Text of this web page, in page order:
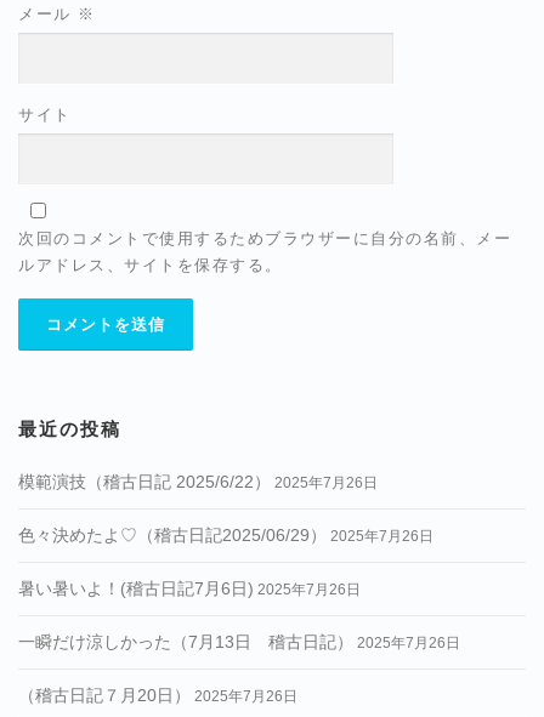
メール ※
サイト
次回のコメントで使用するためブラウザーに自分の名前、メー
ルアドレス、サイトを保存する。
最近の投稿
模範演技（稽古日記 2025/6/22） 2025年7月26日
色々決めたよ♡（稽古日記2025/06/29） 2025年7月26日
暑い暑いよ！(稽古日記7月6日) 2025年7月26日
一瞬だけ涼しかった（7月13日 稽古日記） 2025年7月26日
（稽古日記７月20日） 2025年7月26日